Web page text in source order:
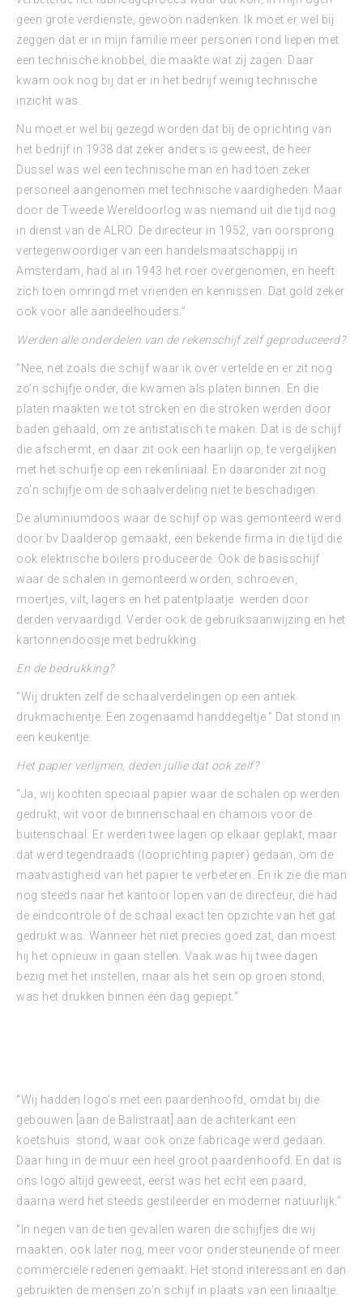
geen grote verdienste, gewoon nadenken. Ik moet er wel bij
zeggen dat er in mijn familie meer personen rond liepen met
een technische knobbel, die maakte wat zij zagen. Daar
kwam ook nog bij dat er in het bedrijf weinig technische
inzicht was.
Nu moet er wel bij gezegd worden dat bij de oprichting van
het bedrijf in 1938 dat zeker anders is geweest, de heer
Dussel was wel een technische man en had toen zeker
personeel aangenomen met technische vaardigheden. Maar
door de Tweede Wereldoorlog was niemand uit die tijd nog
in dienst van de ALRO. De directeur in 1952, van oorsprong
vertegenwoordiger van een handelsmaatschappij in
Amsterdam, had al in 1943 het roer overgenomen, en heeft
zich toen omringd met vrienden en kennissen. Dat gold zeker
ook voor alle aandeelhouders.”
Werden alle onderdelen van de rekenschijf zelf geproduceerd?
“Nee, net zoals die schijf waar ik over vertelde en er zit nog
zo’n schijfje onder, die kwamen als platen binnen. En die
platen maakten we tot stroken en die stroken werden door
baden gehaald, om ze antistatisch te maken. Dat is de schijf
die afschermt, en daar zit ook een haarlijn op, te vergelijken
met het schuifje op een rekenliniaal. En daaronder zit nog
zo’n schijfje om de schaalverdeling niet te beschadigen.
De aluminiumdoos waar de schijf op was gemonteerd werd
door bv Daalderop gemaakt, een bekende firma in die tijd die
ook elektrische boilers produceerde. Ook de basisschijf
waar de schalen in gemonteerd worden, schroeven,
moertjes, vilt, lagers en het patentplaatje werden door
derden vervaardigd. Verder ook de gebruiksaanwijzing en het
kartonnendoosje met bedrukking.
En de bedrukking?
“Wij drukten zelf de schaalverdelingen op een antiek
drukmachientje. Een zogenaamd handdegeltje.” Dat stond in
een keukentje.
Het papier verlijmen, deden jullie dat ook zelf?
“Ja, wij kochten speciaal papier waar de schalen op werden
gedrukt, wit voor de binnenschaal en chamois voor de
buitenschaal. Er werden twee lagen op elkaar geplakt, maar
dat werd tegendraads (looprichting papier) gedaan, om de
maatvastigheid van het papier te verbeteren. En ik zie die man
nog steeds naar het kantoor lopen van de directeur, die had
de eindcontrole of de schaal exact ten opzichte van het gat
gedrukt was. Wanneer het niet precies goed zat, dan moest
hij het opnieuw in gaan stellen. Vaak was hij twee dagen
bezig met het instellen, maar als het sein op groen stond,
was het drukken binnen één dag gepiept.”
“Wij hadden logo’s met een paardenhoofd, omdat bij die
gebouwen [aan de Balistraat] aan de achterkant een
koetshuis stond, waar ook onze fabricage werd gedaan.
Daar hing in de muur een heel groot paardenhoofd. En dat is
ons logo altijd geweest, eerst was het echt een paard,
daarna werd het steeds gestileerder en moderner natuurlijk.”
“In negen van de tien gevallen waren die schijfjes die wij
maakten, ook later nog, meer voor ondersteunende of meer
commerciële redenen gemaakt. Het stond interessant en dan
gebruikten de mensen zo’n schijf in plaats van een liniaaltje.